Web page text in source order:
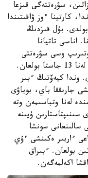
سۋرەتتەگى قىزعا
كارتينا ءوز ۋاقىتىندا
بولدى. بۇل قىزدىڭ
اناسى تاتيانا
وسى سۋرەتتى
1954 -جىلى سالعان ەكەن. ول كەزدە لەنا 13 جاستا بولعان.
وندا كيەۆتىڭ ءبىر
جارىققا باي، بوياۋى
لەنا وتباسىمەن وتە
ۇيىنە
سالىنعانى سونشا
ءاربىر ەكىنشى ءۇي
بولعان. ءبىراق
اقشا اكەلمەگەن.